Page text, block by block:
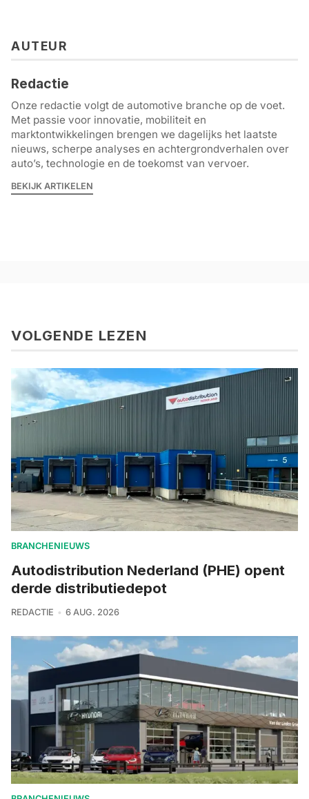
AUTEUR
Redactie
Onze redactie volgt de automotive branche op de voet.
Met passie voor innovatie, mobiliteit en
marktontwikkelingen brengen we dagelijks het laatste
nieuws, scherpe analyses en achtergrondverhalen over
auto’s, technologie en de toekomst van vervoer.
BEKIJK ARTIKELEN
VOLGENDE LEZEN
BRANCHENIEUWS
Autodistribution Nederland (PHE) opent
derde distributiedepot
REDACTIE 6 AUG. 2026